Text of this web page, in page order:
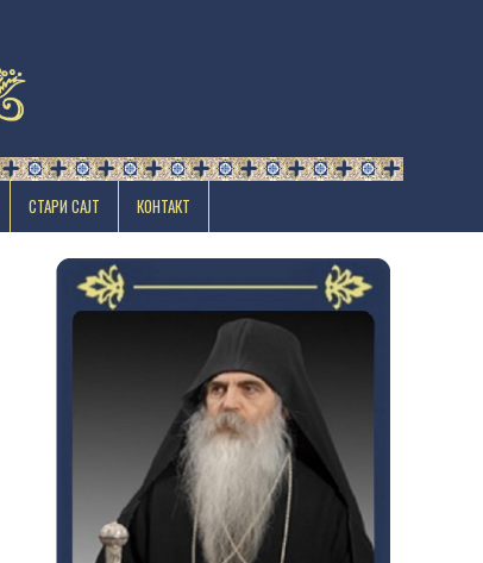
СТАРИ САЈТ КОНТАКТ